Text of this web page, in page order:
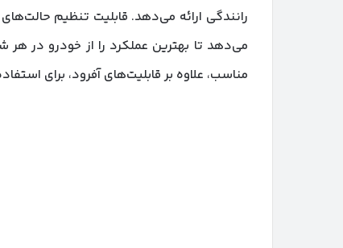
رانندگی ارائه می‌دهد. قابلیت تنظیم
مناسب، علاوه بر قابلیت‌های آفرود، برای